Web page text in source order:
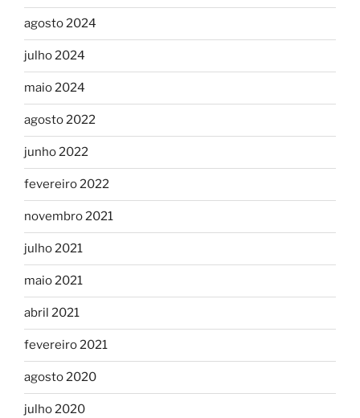
agosto 2024
julho 2024
maio 2024
agosto 2022
junho 2022
fevereiro 2022
novembro 2021
julho 2021
maio 2021
abril 2021
fevereiro 2021
agosto 2020
julho 2020